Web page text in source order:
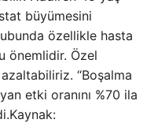
büyümesini
özellikle hasta
önemlidir. Özel
“Boşalma
etki oranını %70 ila